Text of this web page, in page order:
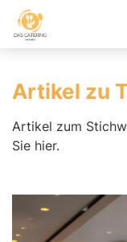
Artikel zu
Artikel zum
Sie hier.